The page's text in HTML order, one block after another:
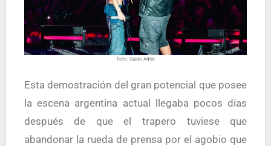
Foto: Guido Adler
Esta demostración del gran potencial que posee
la escena argentina actual llegaba pocos días
después de que el trapero tuviese que
abandonar la rueda de prensa por el agobio que